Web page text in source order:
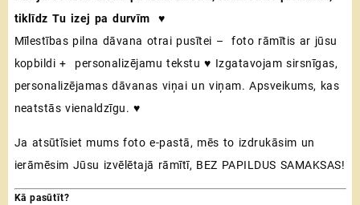
through
15,00 €
tiklīdz Tu izej pa durvīm ♥
Mīlestības pilna dāvana otrai pusītei – foto rāmītis ar jūsu
kopbildi + personalizējamu tekstu ♥ Izgatavojam sirsnīgas,
personalizējamas dāvanas viņai un viņam. Apsveikums, kas
neatstās vienaldzīgu. ♥
Ja atsūtīsiet mums foto e-pastā, mēs to izdrukāsim un
ierāmēsim Jūsu izvēlētajā rāmītī, BEZ PAPILDUS SAMAKSAS!
Kā pasūtīt?